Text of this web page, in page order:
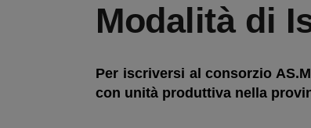
Modalità di
Per iscriversi al consorzio
con unità produttiva nella